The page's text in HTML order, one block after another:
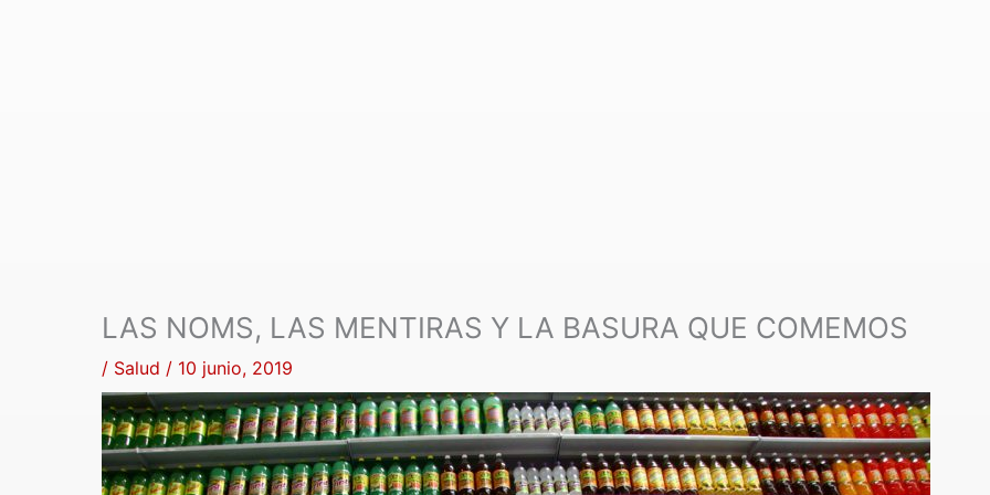
LAS NOMS, LAS MENTIRAS Y LA BASURA QUE COMEMOS
/ Salud / 10 junio, 2019